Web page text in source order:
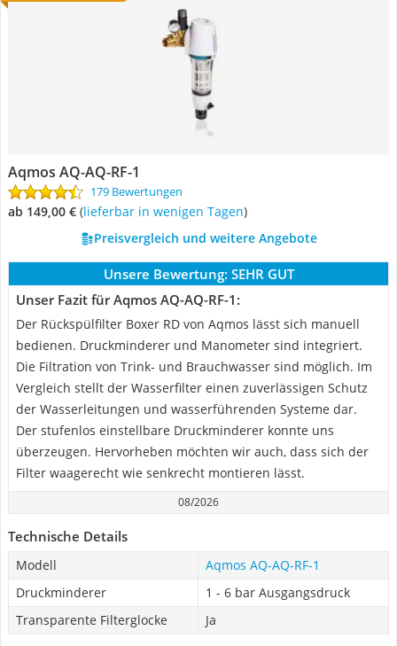
Aqmos AQ-AQ-RF-1
179 Bewertungen
ab 149,00 € ( Lieferbar in wenigen Tagen)
Preisvergleich und weitere Angebote
Unsere Bewertung: SEHR GUT
Unser Fazit für Aqmos AQ-AQ-RF-1:
Der Rückspülfilter Boxer RD von Aqmos lässt sich manuell
bedienen. Druckminderer und Manometer sind integriert.
Die Filtration von Trink- und Brauchwasser sind möglich. Im
Vergleich stellt der Wasserfilter einen zuverlässigen Schutz
der Wasserleitungen und wasserführenden Systeme dar.
Der stufenlos einstellbare Druckminderer konnte uns
überzeugen. Hervorheben möchten wir auch, dass sich der
Filter waagerecht wie senkrecht montieren lässt.
08/2026
Technische Details
Modell
Aqmos AQ-AQ-RF-1
Druckminderer
1 - 6 bar Ausgangsdruck
Transparente Filterglocke
Ja